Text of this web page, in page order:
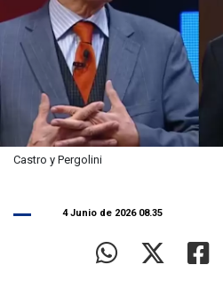
Castro y Pergolini
4 Junio de 2026 08.35